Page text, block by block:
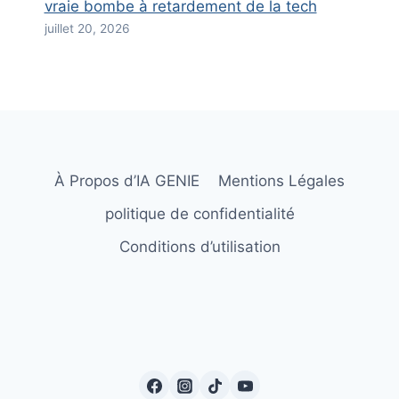
vraie bombe à retardement de la tech
juillet 20, 2026
À Propos d’IA GENIE
Mentions Légales
politique de confidentialité
Conditions d’utilisation